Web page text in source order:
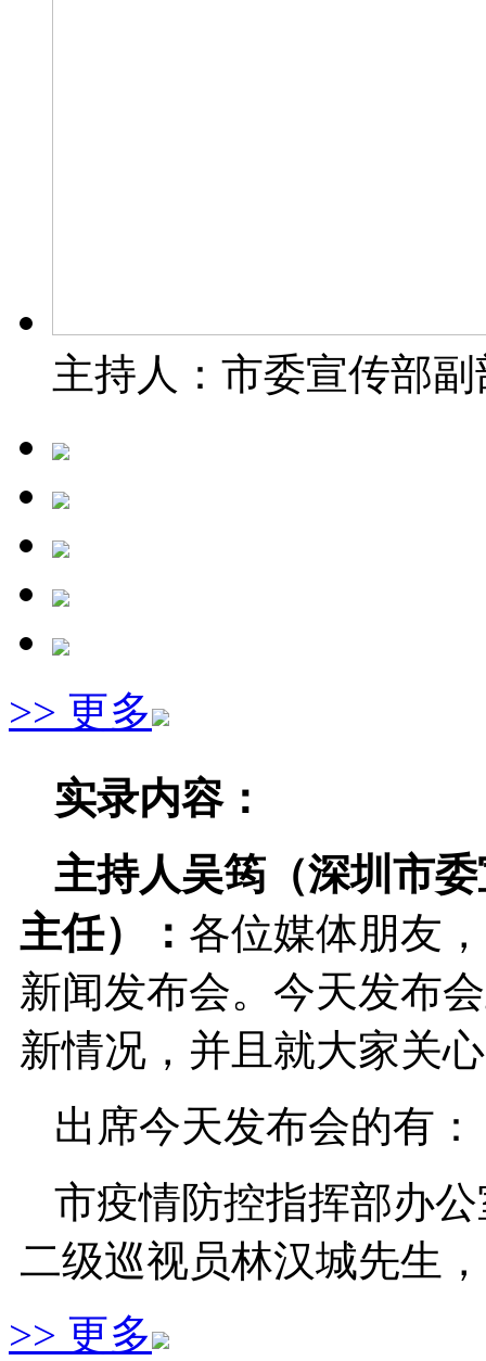
主持人：市委宣传部
>> 更多
实录内容：
主持人吴筠（深圳市
主任）： 各位媒体朋友
新闻发布会。今天发布
新情况，并且就大家关
出席今天发布会的有：
市疫情防控指挥部办
二级巡视员林汉城先生，
福田区委常委、区委
>> 更多